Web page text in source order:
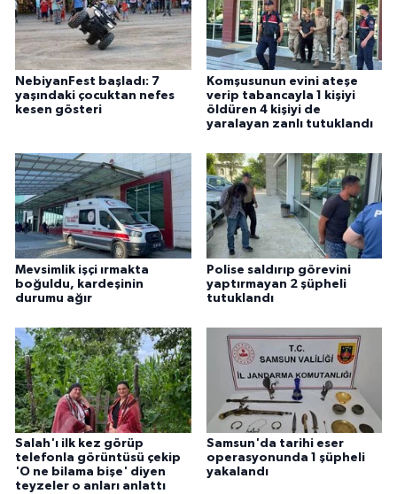
NebiyanFest başladı: 7
yaşındaki çocuktan nefes
kesen gösteri
Komşusunun evini ateşe
verip tabancayla 1 kişiyi
öldüren 4 kişiyi de
yaralayan zanlı tutuklandı
Mevsimlik işçi ırmakta
boğuldu, kardeşinin
durumu ağır
Polise saldırıp görevini
yaptırmayan 2 şüpheli
tutuklandı
Salah'ı ilk kez görüp
telefonla görüntüsü çekip
'O ne bilama bişe' diyen
teyzeler o anları anlattı
Samsun'da tarihi eser
operasyonunda 1 şüpheli
yakalandı